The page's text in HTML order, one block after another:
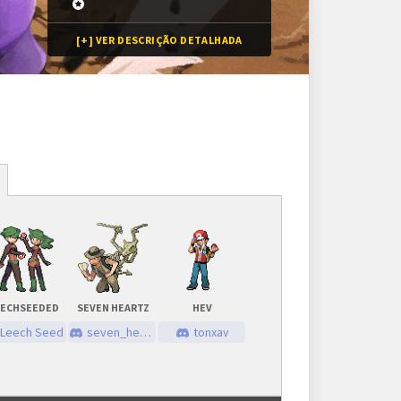
[+] VER DESCRIÇÃO DETALHADA
16 vagas
Inscrições encerradas
Leech Seed
SEVEN HEARTZ
seven_heartz
HEV
tonxav